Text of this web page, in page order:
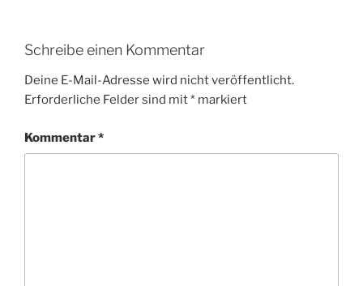
Schreibe einen Kommentar
Deine E-Mail-Adresse wird nicht veröffentlicht.
Erforderliche Felder sind mit* markiert
Kommentar*